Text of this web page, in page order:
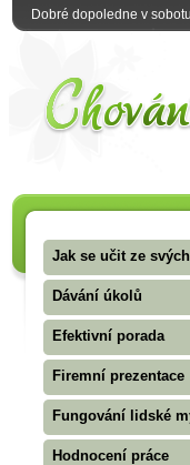
Dobré dopoledne v
Jak se učit ze
Dávání úkolů
Efektivní porada
Firemní prezentace
Fungování lidské
Hodnocení práce